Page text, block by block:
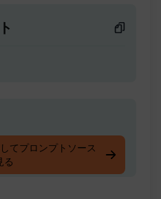
てプロンプトソース
る